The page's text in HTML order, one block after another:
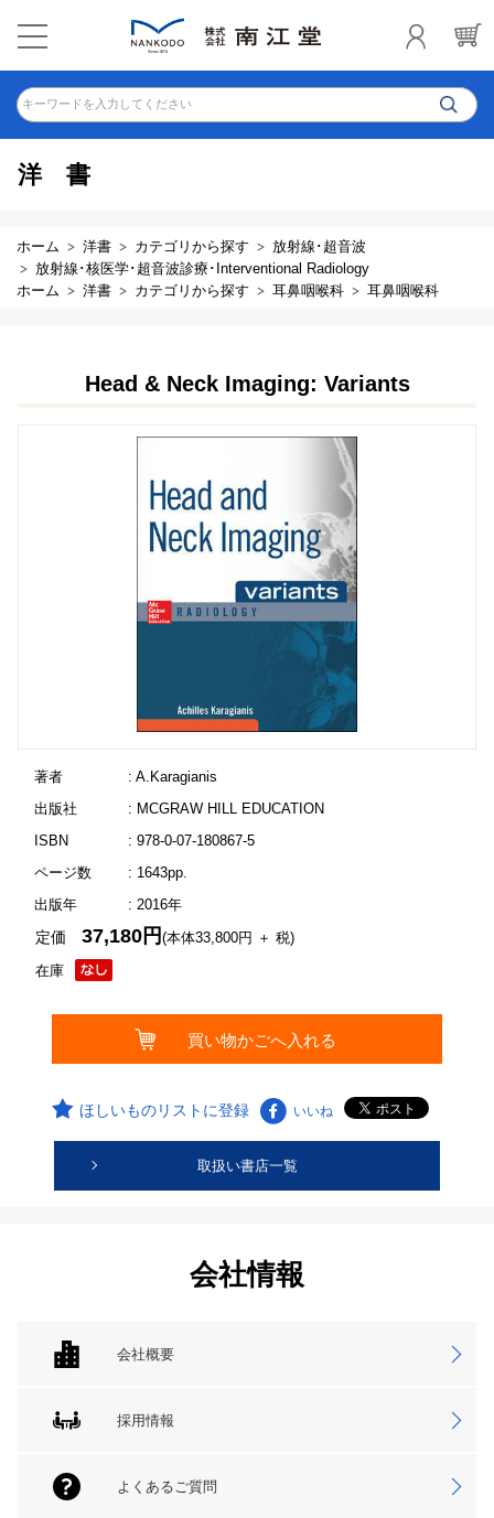
キーワードを入力してください
洋書
ホーム 洋書 カテゴリから探す
放射線･超音波
放射線･核医学･超音波診療･Interventional Radiology
ホーム
洋書 カテゴリから探す 耳鼻咽喉科 耳鼻咽喉科
Head & Neck Imaging: Variants
著者
: A.Karagianis
出版社
: MCGRAW HILL EDUCATION
ISBN
: 978-0-07-180867-5
ページ数
: 1643pp.
出版年
: 2016年
在庫
定価37,180円(本体33,800円 ＋ 税)
ほしいものリストに登録 いいね
取扱い書店一覧
会社情報
会社概要
採用情報
よくあるご質問